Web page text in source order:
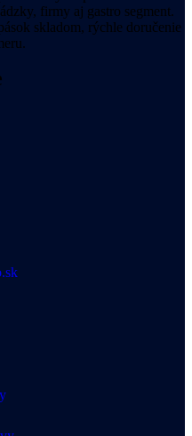
firmy aj gastro segment.
skladom, rýchle doručenie